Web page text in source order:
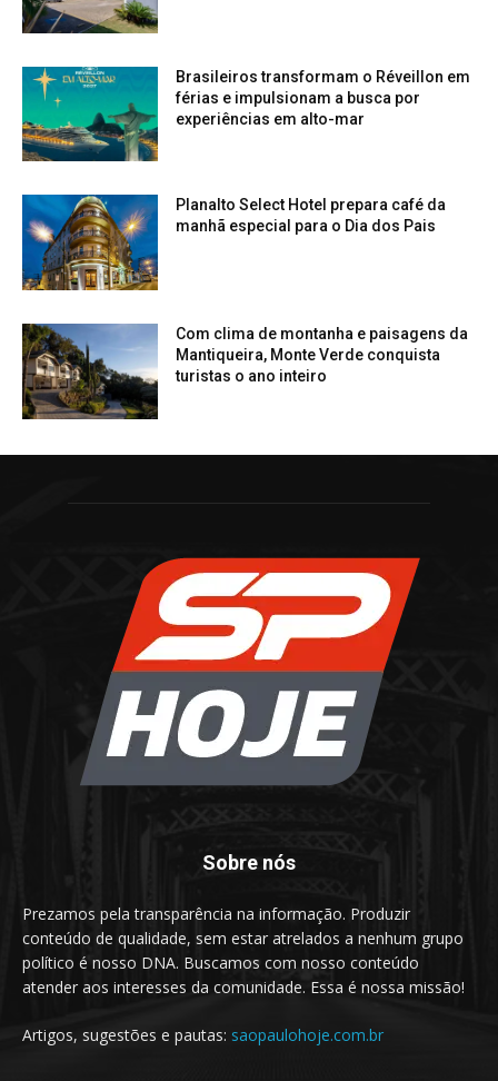
Brasileiros transformam o Réveillon em
férias e impulsionam a busca por
experiências em alto-mar
Planalto Select Hotel prepara café da
manhã especial para o Dia dos Pais
Com clima de montanha e paisagens da
Mantiqueira, Monte Verde conquista
turistas o ano inteiro
Sobre nós
Prezamos pela transparência na informação. Produzir
conteúdo de qualidade, sem estar atrelados a nenhum grupo
político é nosso DNA. Buscamos com nosso conteúdo
atender aos interesses da comunidade. Essa é nossa missão!
Artigos, sugestões e pautas: saopaulohoje.com.br